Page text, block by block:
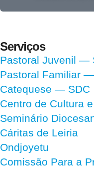
Serviços
Pastoral Juvenil —
Pastoral Familiar
Catequese — SDC
Centro de Cultura
Seminário
Cáritas de Leiria
Ondjoyetu
Comissão Para a